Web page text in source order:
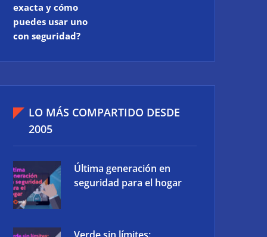
exacta y cómo
puedes usar uno
con seguridad?
LO MÁS COMPARTIDO DESDE
2005
Última generación en
seguridad para el hogar
Verde sin límites: